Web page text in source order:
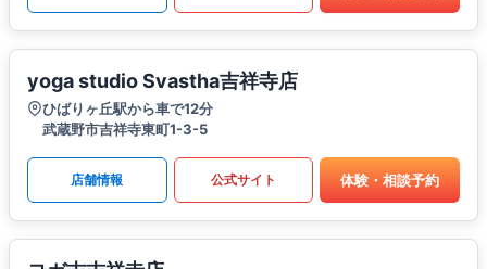
yoga studio Svastha吉祥寺店
ひばりヶ丘駅から車で12分
武蔵野市吉祥寺東町1-3-5
店舗情報 公式サイト 体験・相談予約